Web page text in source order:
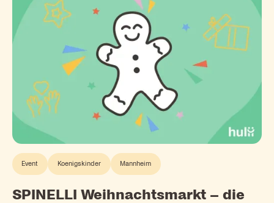
Event Koenigskinder Mannheim
SPINELLI Weihnachtsmarkt – die